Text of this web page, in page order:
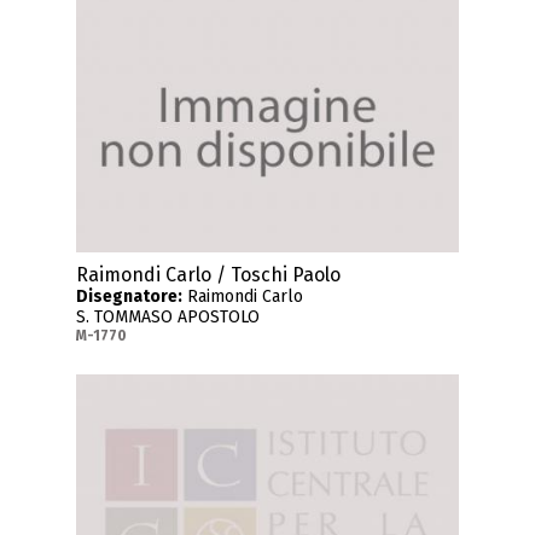
Raimondi Carlo / Toschi Paolo
Disegnatore: Raimondi Carlo
S. TOMMASO APOSTOLO
M-1770